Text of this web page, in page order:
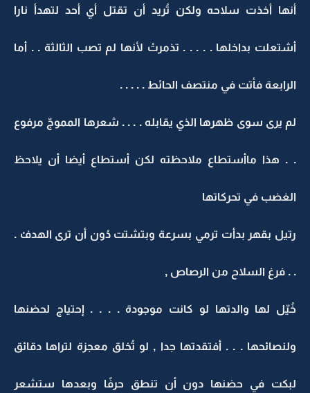
أنها أخذت سلاحه ولكن تُريد أن تقتل أي أحد لتهدأ نارا
أشتعلت بداخلها . . . . . تذمرتْ لأنها لم تصب الثالثة . . أما
الرابعة فأتت في منتصف الحائط . . . . .
لم يرى سوى ظهرها الذي يقابله . . . . شعرها المموجّ مرفوع
. . هذا ماأستطاع ملاحظته لكن أستطاع أيضا أن يلاحظ
الغضب في تحركاتها
رتيل بقهر بدأت ترمي بسرعة وبتشتت دُون أن ترى الهدفْ .
. . فرغ السلاح من الرصاص ,
خُيّل لها والدتها لو كانت موجودة . . . . إحتياج لحضنها
ولنصائحها . . . أفتقدتها جدا , لو تُخلق معجزة لتراها دقائق
لبكت في حضنها دون أن تنطق حرفًا وبعدها ستشعر